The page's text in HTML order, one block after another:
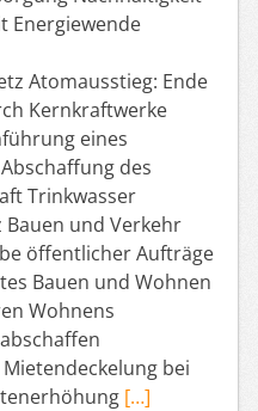
Energiewende
Atomausstieg: Ende
Kernkraftwerke
eines
des
Trinkwasser
Bauen und Verkehr
öffentlicher Aufträge
Bauen und Wohnen
Wohnens
bei
[…]